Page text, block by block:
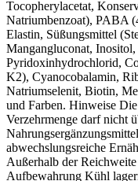
Tocopherylacetat,
Natriumbenzoat), PABA
Elastin, Süßungsmittel
Mangangluconat,
Pyridoxinhydrochlorid,
K2), Cyanocobalamin,
Natriumselenit, Biotin,
und Farben. Hinweise
Verzehrmenge darf nicht
abwechslungsreiche
Außerhalb der
Aufbewahrung Kühl